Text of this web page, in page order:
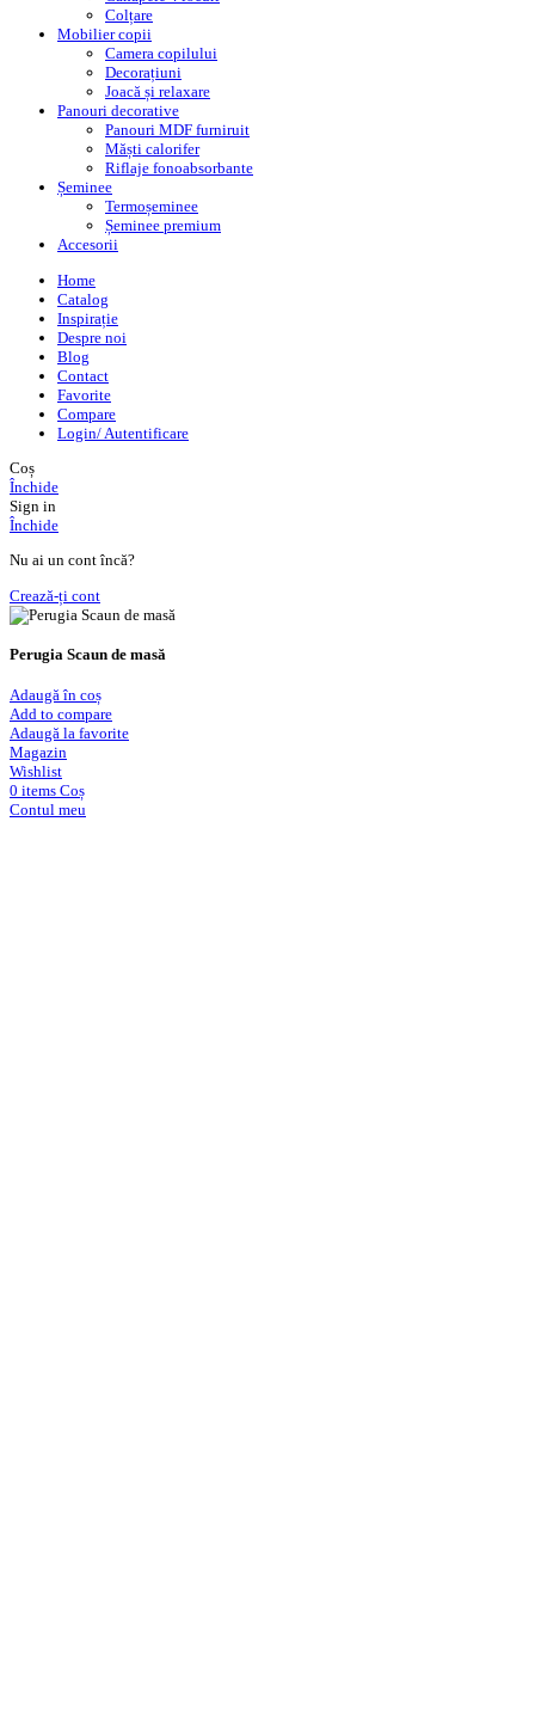
Colțare
Mobilier copii
Camera copilului
Decorațiuni
Joacă și relaxare
Panouri decorative
Panouri MDF furniruit
Măști calorifer
Riflaje fonoabsorbante
Șeminee
Termoșeminee
Șeminee premium
Accesorii
Home
Catalog
Inspirație
Despre noi
Blog
Contact
Favorite
Compare
Login/ Autentificare
Coș
Închide
Sign in
Închide
Nu ai un cont încă?
Crează-ți cont
Perugia Scaun de masă
Adaugă în coș
Add to compare
Adaugă la favorite
Magazin
Wishlist
0 items Coș
Contul meu